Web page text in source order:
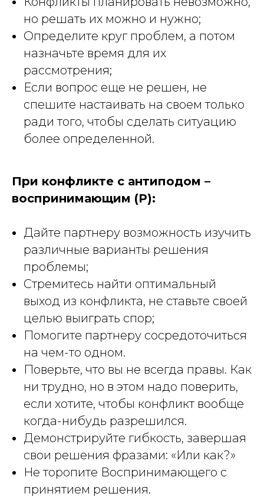
но решать их можно и нужно;
Определите круг проблем, а потом
назначьте время для их
рассмотрения;
Если вопрос еще не решен, не
спешите настаивать на своем только
ради того, чтобы сделать ситуацию
более определенной.
При конфликте с антиподом –
воспринимающим (Р):
Дайте партнеру возможность изучить
различные варианты решения
проблемы;
Стремитесь найти оптимальный
выход из конфликта, не ставьте своей
целью выиграть спор;
Помогите партнеру сосредоточиться
на чем-то одном.
Поверьте, что вы не всегда правы. Как
ни трудно, но в этом надо поверить,
если хотите, чтобы конфликт вообще
когда-нибудь разрешился.
Демонстрируйте гибкость, завершая
свои решения фразами: «Или как?»
Не торопите Воспринимающего с
принятием решения.